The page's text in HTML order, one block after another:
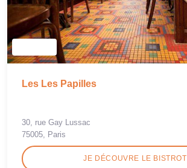
Les Les Papilles
30, rue Gay Lussac
75005, Paris
JE DÉCOUVRE LE BISTROT